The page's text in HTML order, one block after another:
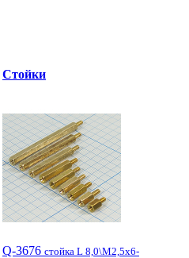
Стойки
Q-3676 стойка L 8,0\М2,5x6-